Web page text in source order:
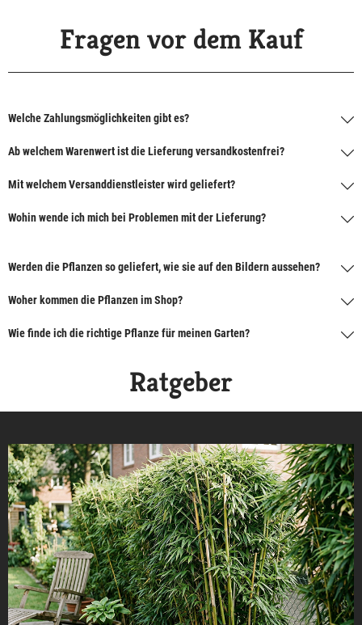
Fragen vor dem Kauf
Welche Zahlungsmöglichkeiten gibt es?
Ab welchem Warenwert ist die Lieferung versandkostenfrei?
Mit welchem Versanddienstleister wird geliefert?
Wohin wende ich mich bei Problemen mit der Lieferung?
Werden die Pflanzen so geliefert, wie sie auf den Bildern aussehen?
Woher kommen die Pflanzen im Shop?
Wie finde ich die richtige Pflanze für meinen Garten?
Ratgeber